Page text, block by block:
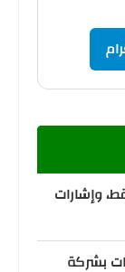
وإشارات
بشركة